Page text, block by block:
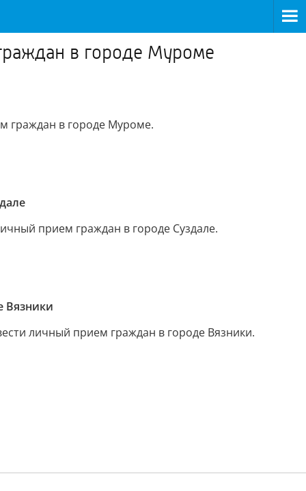
в городе Муроме
граждан в городе Муроме.
прием граждан в городе Суздале.
Вязники
личный прием граждан в городе Вязники.